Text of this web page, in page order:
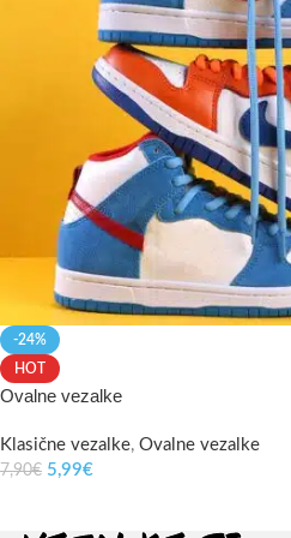
-24%
HOT
Ovalne vezalke
Klasične vezalke, Ovalne vezalke
7,90€ 5,99€